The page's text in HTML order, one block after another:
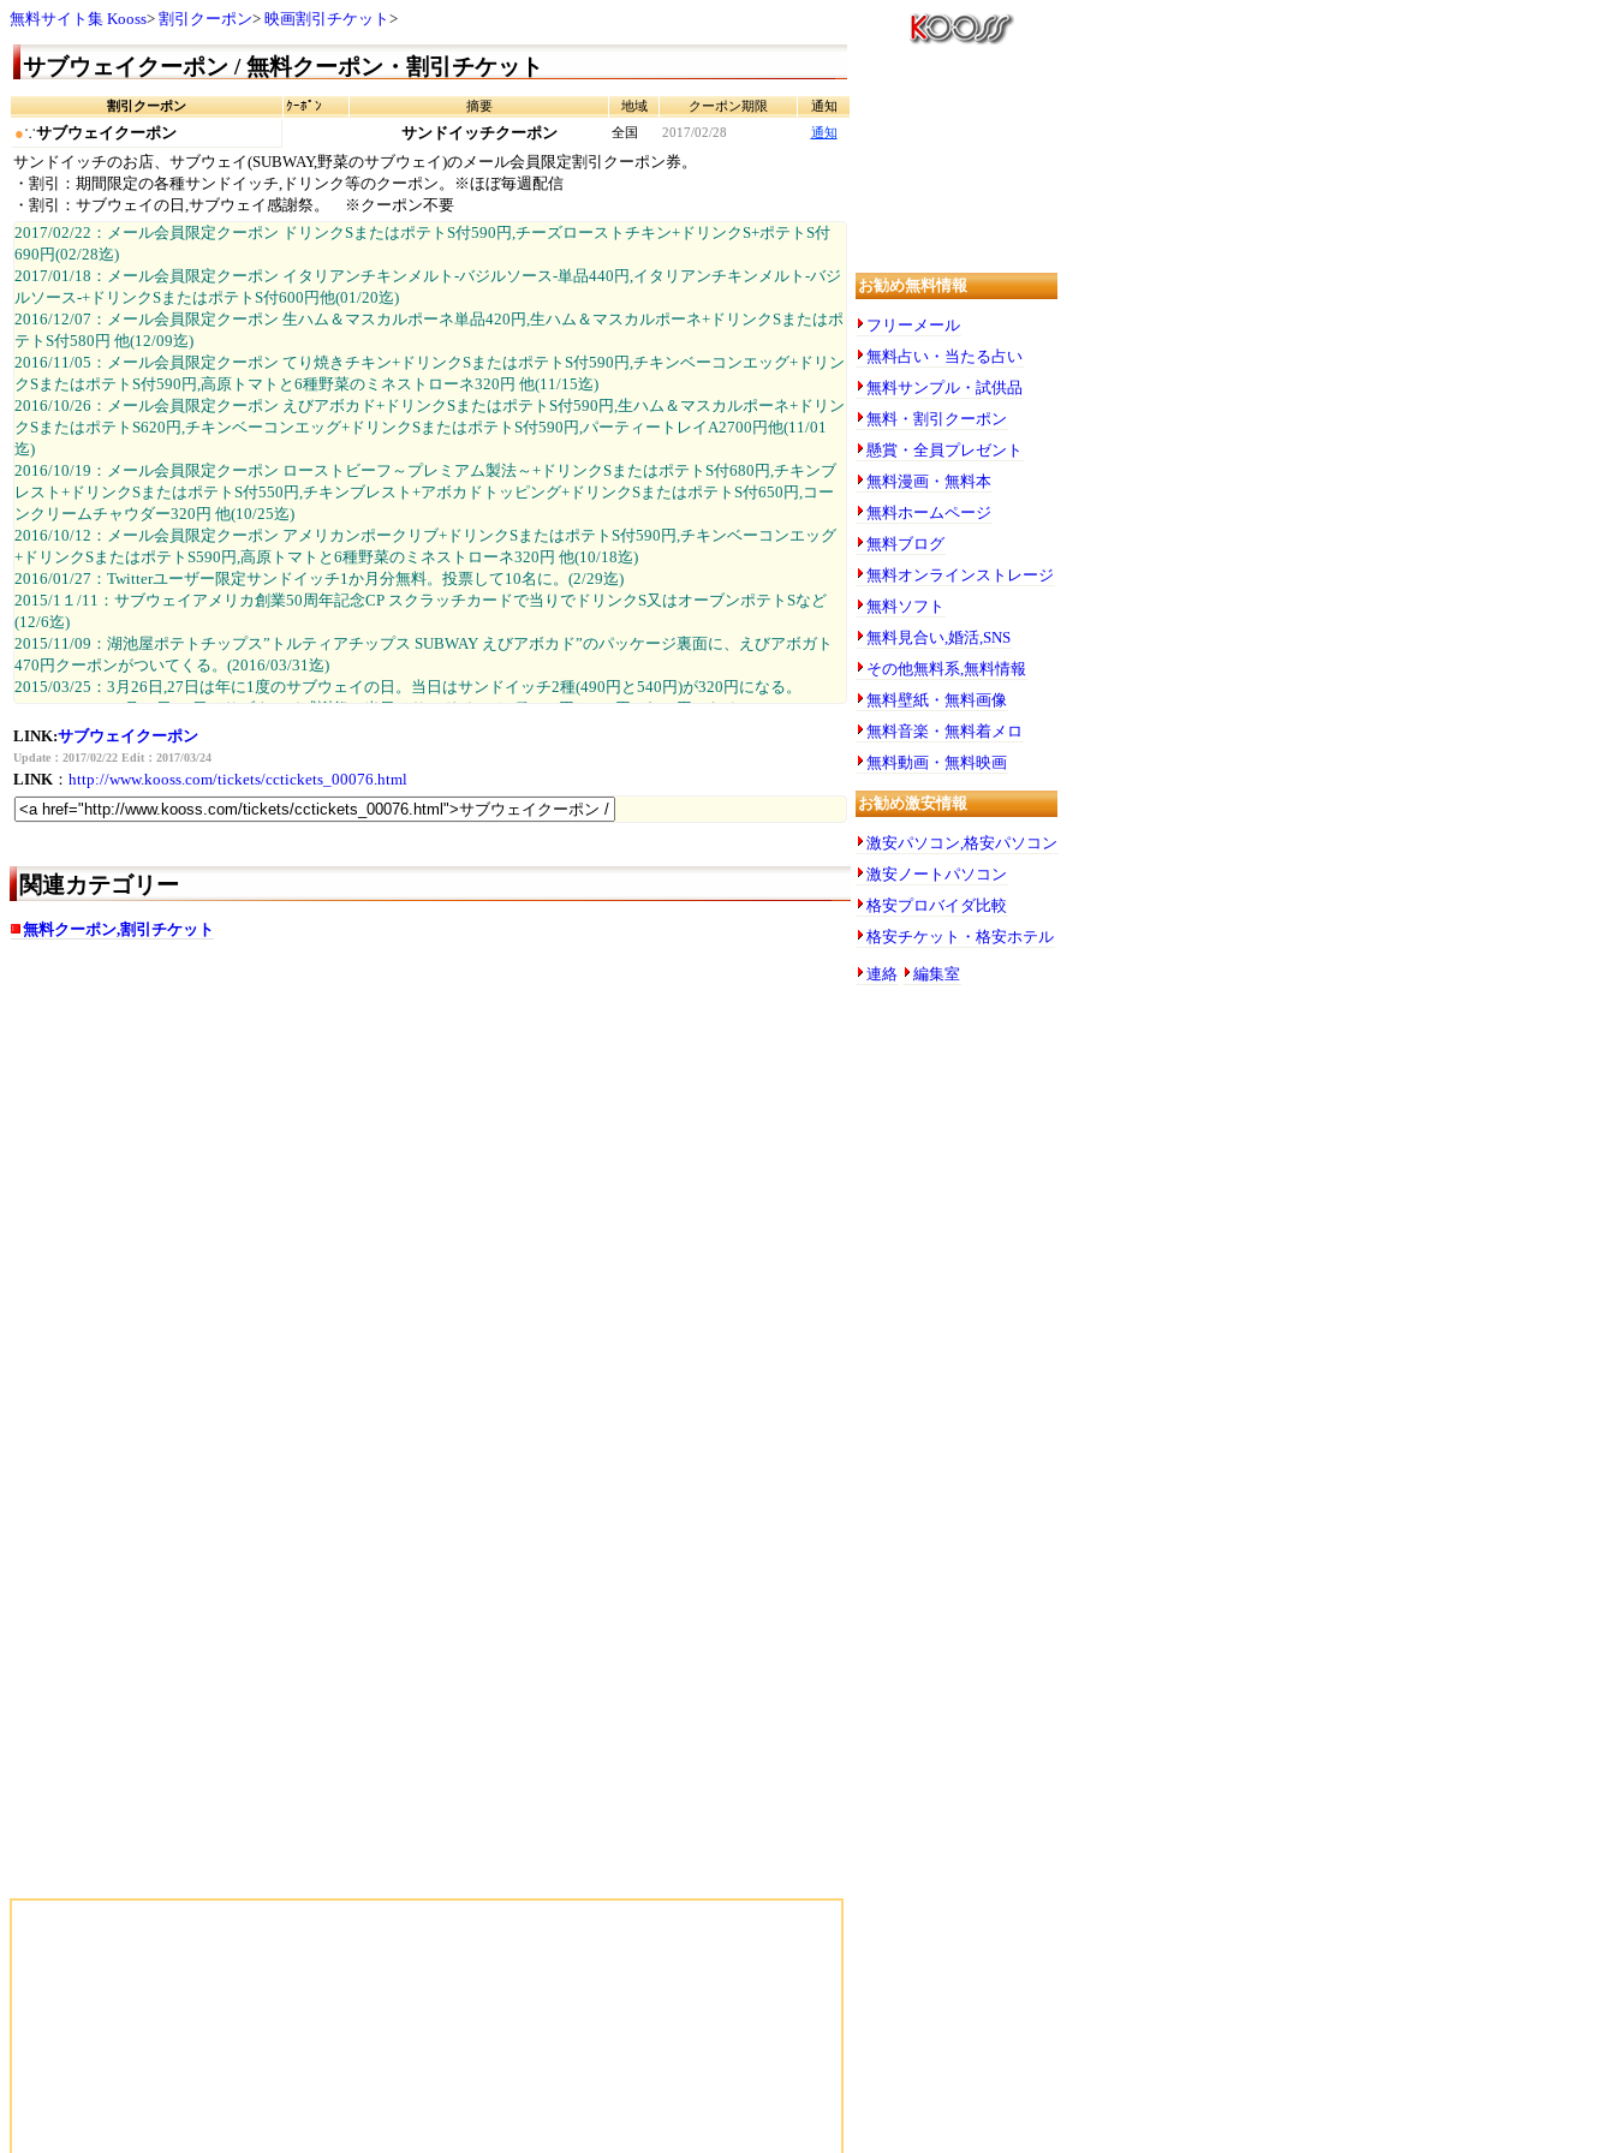
無料サイト集 Kooss 割引クーポン 映画割引チケット
サブウェイクーポン / 無料クーポン・割引チケット
割引クーポン ｸｰﾎﾟﾝ 摘要 地域 クーポン期限 通知
●∵サブウェイクーポン サンドイッチクーポン 全国 2017/02/28 通知
サンドイッチのお店、サブウェイ(SUBWAY,野菜のサブウェイ)のメール会員限定割引クーポン券。
・割引：期間限定の各種サンドイッチ,ドリンク等のクーポン。※ほぼ毎週配信
・割引：サブウェイの日,サブウェイ感謝祭。 ※クーポン不要
2017/02/22：メール会員限定クーポン ドリンクSまたはポテトS付590円,チーズローストチキン+ドリンクS+ポテトS付
690円(02/28迄)
2017/01/18：メール会員限定クーポン イタリアンチキンメルト-バジルソース-単品440円,イタリアンチキンメルト-バジ
ルソース-+ドリンクSまたはポテトS付600円他(01/20迄)
2016/12/07：メール会員限定クーポン 生ハム＆マスカルポーネ単品420円,生ハム＆マスカルポーネ+ドリンクSまたはポ
テトS付580円 他(12/09迄)
2016/11/05：メール会員限定クーポン てり焼きチキン+ドリンクSまたはポテトS付590円,チキンベーコンエッグ+ドリン
クSまたはポテトS付590円,高原トマトと6種野菜のミネストローネ320円 他(11/15迄)
2016/10/26：メール会員限定クーポン えびアボカド+ドリンクSまたはポテトS付590円,生ハム＆マスカルポーネ+ドリン
クSまたはポテトS620円,チキンベーコンエッグ+ドリンクSまたはポテトS付590円,パーティートレイA2700円他(11/01
迄)
2016/10/19：メール会員限定クーポン ローストビーフ～プレミアム製法～+ドリンクSまたはポテトS付680円,チキンブ
レスト+ドリンクSまたはポテトS付550円,チキンブレスト+アボカドトッピング+ドリンクSまたはポテトS付650円,コー
ンクリームチャウダー320円 他(10/25迄)
2016/10/12：メール会員限定クーポン アメリカンポークリブ+ドリンクSまたはポテトS付590円,チキンベーコンエッグ
+ドリンクSまたはポテトS590円,高原トマトと6種野菜のミネストローネ320円 他(10/18迄)
2016/01/27：Twitterユーザー限定サンドイッチ1か月分無料。投票して10名に。(2/29迄)
2015/1１/11：サブウェイアメリカ創業50周年記念CP スクラッチカードで当りでドリンクS又はオーブンポテトSなど
(12/6迄)
2015/11/09：湖池屋ポテトチップス”トルティアチップス SUBWAY えびアボカド”のパッケージ裏面に、えびアボガト
470円クーポンがついてくる。(2016/03/31迄)
2015/03/25：3月26日,27日は年に1度のサブウェイの日。当日はサンドイッチ2種(490円と540円)が320円になる。
2014/11/04：11月20日,21日はサブウェイ感謝祭。当日はサンドイッチ2種(450円と490円)が320円になる。
2014/03/22：3月27日,28日は年に1度のサブウェイの日。当日はサンドイッチ2種510円が290円になる。
2013/12/08：2013年11月末で、WEBクーポン終了。メール会員限定クーポンに切り替わっています。
2013/03/06：最大130円安い、日替わりで320円の得サブ実施中。ドリンク付500円。
2012/07/03：クーポン更新。ターキーブレストドリンクセット530円,ハムドリンクセット530円,ローストビーフドリン
クセット630円,えびアボガドドリンクセット590円など。08/31迄。
LINK:サブウェイクーポン
Update：2017/02/22 Edit：2017/03/24
LINK ： http://www.kooss.com/tickets/cctickets_00076.html
関連カテゴリー
無料クーポン,割引チケット
お勧め無料情報
フリーメール
無料占い・当たる占い
無料サンプル・試供品
無料・割引クーポン
懸賞・全員プレゼント
無料漫画・無料本
無料ホームページ
無料ブログ
無料オンラインストレージ
無料ソフト
無料見合い,婚活,SNS
その他無料系,無料情報
無料壁紙・無料画像
無料音楽・無料着メロ
無料動画・無料映画
お勧め激安情報
激安パソコン,格安パソコン
激安ノートパソコン
格安プロバイダ比較
格安チケット・格安ホテル
連絡 編集室